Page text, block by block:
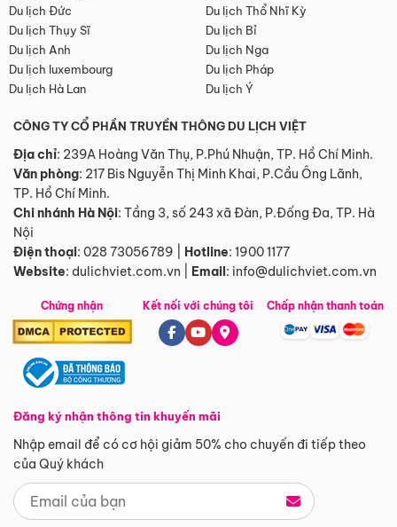
Du lịch Đức
Du lịch Thổ Nhĩ Kỳ
Du lịch Thụy Sĩ
Du lịch Bỉ
Du lịch Anh
Du lịch Nga
Du lịch luxembourg
Du lịch Pháp
Du lịch Hà Lan
Du lịch Ý
CÔNG TY CỔ PHẦN TRUYỀN THÔNG DU LỊCH VIỆT
Địa chỉ: 239A Hoàng Văn Thụ, P.Phú Nhuận, TP. Hồ Chí Minh.
Văn phòng: 217 Bis Nguyễn Thị Minh Khai, P.Cầu Ông Lãnh,
TP. Hồ Chí Minh.
Chi nhánh Hà Nội: Tầng 3, số 243 xã Đàn, P.Đống Đa, TP. Hà
Nội
Điện thoại: 028 73056789 Hotline: 1900 1177
Website: dulichviet.com.vn Email: info@dulichviet.com.vn
Chứng nhận
Đăng ký nhận thông tin khuyến mãi
Nhập email để có cơ hội giảm 50% cho chuyến đi tiếp theo
của Quý khách
Kết nối với chúng tôi Chấp nhận thanh toán